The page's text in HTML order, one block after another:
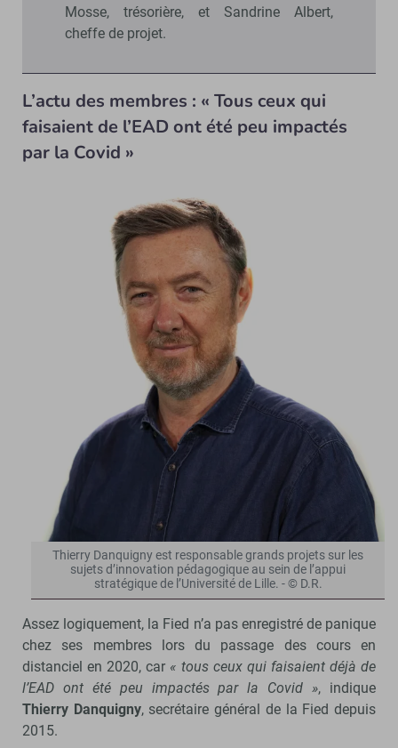
Mosse, trésorière, et Sandrine Albert,
cheffe de projet.
L’actu des membres : « Tous ceux qui
faisaient de l’EAD ont été peu impactés
par la Covid »
Thierry Danquigny est responsable grands projets sur les
sujets d’innovation pédagogique au sein de l’appui
stratégique de l’Université de Lille. - © D.R.
Assez logiquement, la Fied n’a pas enregistré de panique
chez ses membres lors du passage des cours en
distanciel en 2020, car « tous ceux qui faisaient déjà de
l’EAD ont été peu impactés par la Covid », indique
Thierry Danquigny, secrétaire général de la Fied depuis
2015.